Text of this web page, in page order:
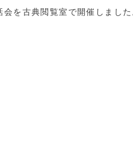
を古典閲覧室で開催しました